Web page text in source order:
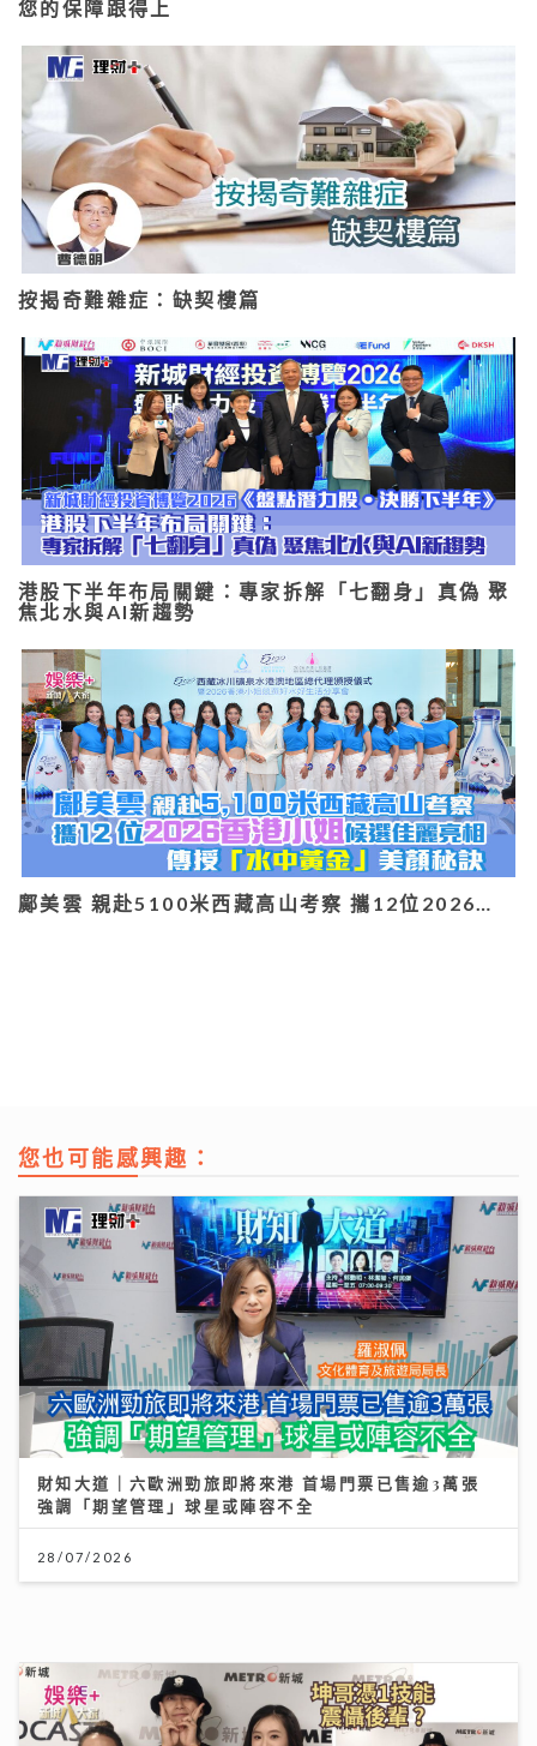
您的保障跟得上
按揭奇難雜症：缺契樓篇
港股下半年布局關鍵：專家拆解「七翻身」真偽 聚
焦北水與AI新趨勢
鄺美雲 親赴5100米西藏高山考察 攜12位2026…
您也可能感興趣：
財知大道｜六歐洲勁旅即將來港 首場門票已售逾3萬張
強調「期望管理」球星或陣容不全
28/07/2026